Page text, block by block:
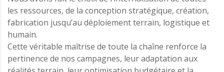
les ressources, de la conception stratégique, création,
fabrication jusqu’au déploiement terrain, logistique et
humain.
Cette véritable maîtrise de toute la chaîne renforce la
pertinence de nos campagnes, leur adaptation aux